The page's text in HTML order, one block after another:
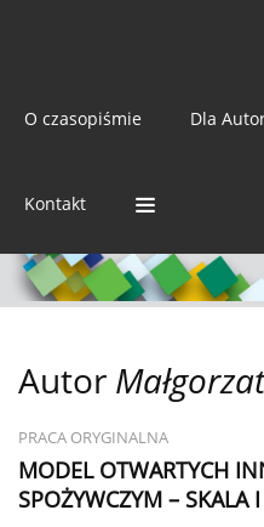
O czasopiśmie Dla
Kontakt
Autor
PRACA ORYGINALNA
MODEL OTWARTYCH
SPOŻYWCZYM – SKALA